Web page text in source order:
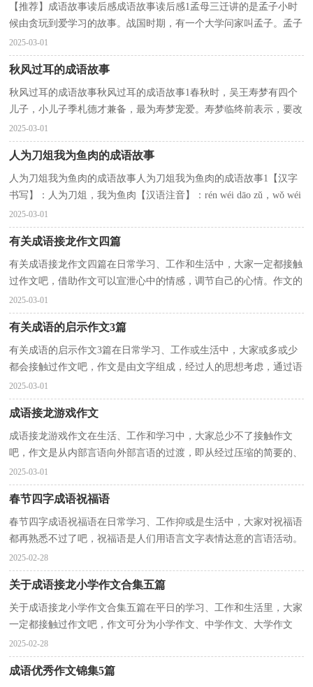
【推荐】成语故事读后感成语故事读后感1孟母三迁讲的是孟子小时
候由贪玩到爱学习的故事。战国时期，有一个大学问家叫孟子。孟子
小时候家住在墓地附近。他和邻居家的小孩子，把...
2025-03-01
秋风过耳的成语故事
秋风过耳的成语故事秋风过耳的成语故事1春秋时，吴王寿梦有四个
儿子，小儿子季札德才兼备，最为寿梦宠爱。寿梦临终前表示，要改
变传位给长子的制度，让季札继承王位，但季札表示坚决不...
2025-03-01
人为刀俎我为鱼肉的成语故事
人为刀俎我为鱼肉的成语故事人为刀俎我为鱼肉的成语故事1【汉字
书写】：人为刀俎，我为鱼肉【汉语注音】：rén wéi dāo zǔ，wǒ wéi
yú ròu【成语出处】：西汉．司马迁《史记．项羽...
2025-03-01
有关成语接龙作文四篇
有关成语接龙作文四篇在日常学习、工作和生活中，大家一定都接触
过作文吧，借助作文可以宣泄心中的情感，调节自己的心情。作文的
注意事项有许多，你确定会写吗？下面是小编收集整理的...
2025-03-01
有关成语的启示作文3篇
有关成语的启示作文3篇在日常学习、工作或生活中，大家或多或少
都会接触过作文吧，作文是由文字组成，经过人的思想考虑，通过语
言组织来表达一个主题意义的文体。相信许多人会觉得...
2025-03-01
成语接龙游戏作文
成语接龙游戏作文在生活、工作和学习中，大家总少不了接触作文
吧，作文是从内部言语向外部言语的过渡，即从经过压缩的简要的、
自己能明白的语言，向开展的、具有规范语法结构的、能...
2025-03-01
春节四字成语祝福语
春节四字成语祝福语在日常学习、工作抑或是生活中，大家对祝福语
都再熟悉不过了吧，祝福语是人们用语言文字表情达意的言语活动。
那什么样的祝福语才算得上是好的祝福语呢？下面是...
2025-02-28
关于成语接龙小学作文合集五篇
关于成语接龙小学作文合集五篇在平日的学习、工作和生活里，大家
一定都接触过作文吧，作文可分为小学作文、中学作文、大学作文
（论文）。你所见过的作文是什么样的呢？下面是小编精心...
2025-02-28
成语优秀作文锦集5篇